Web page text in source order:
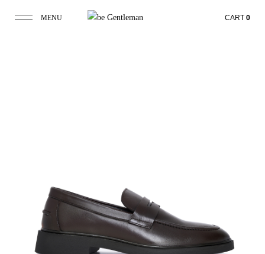
MENU CART 0